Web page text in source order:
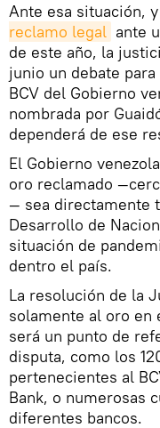
Ante esa situación,
reclamo legal ante
de este año, la
junio un debate
BCV del Gobierno
nombrada por
dependerá de ese
El Gobierno
oro reclamado
— sea directamente
Desarrollo de
situación de
dentro el país.
La resolución de la
solamente al oro en
será un punto de
disputa, como los
pertenecientes al
Bank, o numerosas
diferentes bancos.